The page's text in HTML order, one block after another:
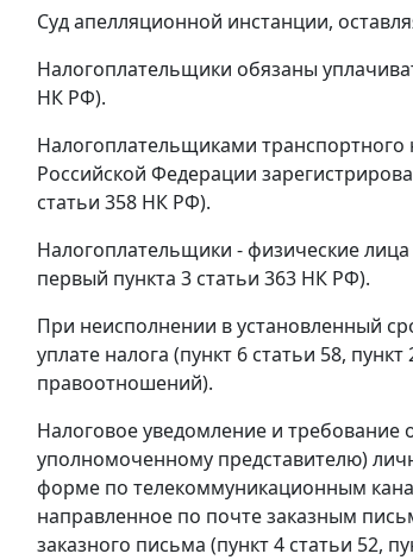
Суд апелляционной инстанции,
Налогоплательщики обязаны
НК РФ).
Налогоплательщиками транспортного
Российской Федерации
статьи 358 НК РФ).
Налогоплательщики - физические
первый пункта 3 статьи 363 НК РФ).
При неисполнении в установленный
уплате налога (пункт 6 статьи 58,
правоотношений).
Налоговое уведомление и требование
уполномоченному представителю)
форме по телекоммуникационным
направленное по почте заказным
заказного письма (пункт 4 статьи 52,